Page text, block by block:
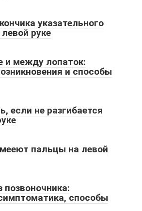
указательного
руке
и между лопаток:
и способы
если не разгибается
пальцы на левой
позвоночника:
способы